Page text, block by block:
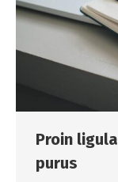
Proin
purus